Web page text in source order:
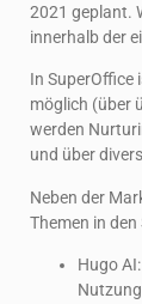
2021 geplant.
innerhalb der
In SuperOffice
möglich (über
werden
und über
Neben der
Themen in
Hugo